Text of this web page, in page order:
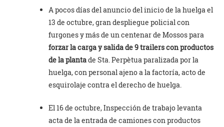
A pocos días del anuncio del inicio de la huelga el
13 de octubre, gran despliegue policial con
furgones y más de un centenar de Mossos para
forzar la carga y salida de 9 trailers con productos
de la plantade Sta. Perpètua paralizada por la
huelga, con personal ajeno a la factoría, acto de
esquirolaje contra el derecho de huelga.
El 16 de octubre, Inspección de trabajo levanta
acta de la entrada de camiones con productos